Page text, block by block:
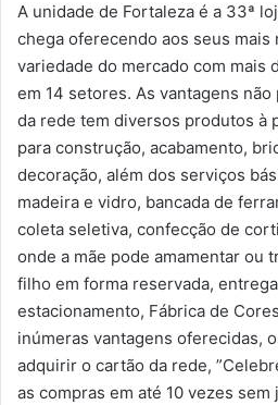
A unidade de Fortaleza é a 33ª
chega oferecendo aos seus
variedade do mercado com mais
em 14 setores. As vantagens não
da rede tem diversos produtos à
para construção, acabamento,
decoração, além dos serviços
madeira e vidro, bancada de
coleta seletiva, confecção de
onde a mãe pode amamentar ou
filho em forma reservada,
estacionamento, Fábrica de
inúmeras vantagens oferecidas,
adquirir o cartão da rede,
as compras em até 10 vezes